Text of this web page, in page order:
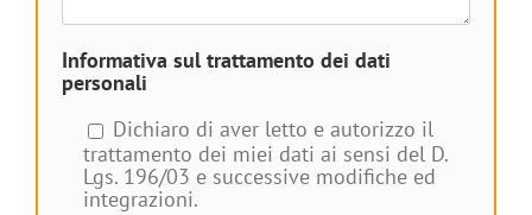
Informativa sul trattamento dei dati
personali
Dichiaro di aver letto e autorizzo il
trattamento dei miei dati ai sensi del D.
Lgs. 196/03 e successive modifiche ed
integrazioni.